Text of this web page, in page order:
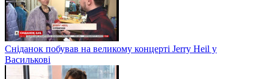
Сніданок побував на великому концерті Jerry Heil у
Василькові